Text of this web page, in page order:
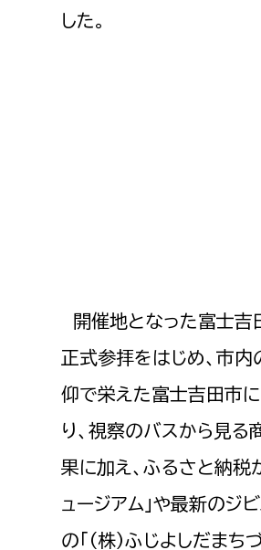
浄水管理課
した。
開催地となった富士吉
正式参拝をはじめ、市
仰で栄えた富士吉田市
り、視察のバスから見
果に加え、ふるさと納税
ュージアム」や最新のジ
の「（株）ふじよしだま